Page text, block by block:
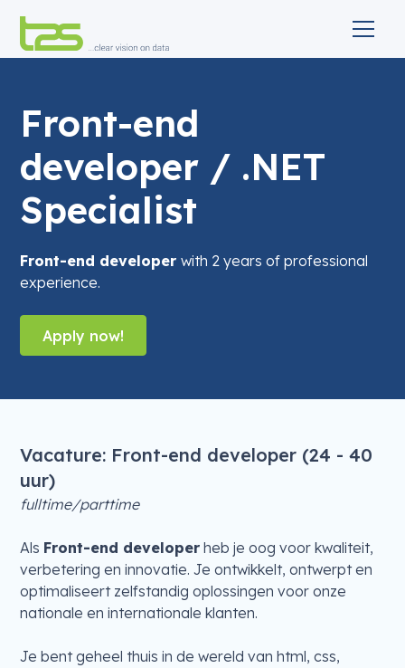
Front-end
developer / .NET
Specialist
Front-end developerwith 2 years of professional
experience.
Apply now!
Vacature: Front-end developer (24 - 40
uur)
fulltime/parttime
Als Front-end developer heb je oog voor kwaliteit,
verbetering en innovatie. Je ontwikkelt, ontwerpt en
optimaliseert zelfstandig oplossingen voor onze
nationale en internationale klanten.
Je bent geheel thuis in de wereld van html, css,